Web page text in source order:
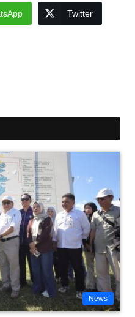
Twitter
News